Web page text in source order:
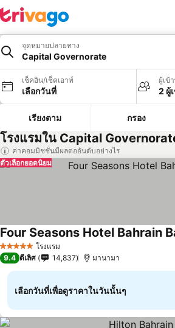
จุดหมายปลายทาง
Capital Governorate
เช็คอิน/เช็คเอาท์
เลือกวันที่
ผู้เข้
2 ผู้
เรียงตาม กรอง
โรงแรมใน Capital
ค่าคอมมิชชั่นมีผลต่ออันดับอย่างไร
ตัวเลือกยอดนิยม
5 ดาว โรงแรม
Four Seasons Hotel Bahrain
9.4 ดีเลิศ 14,837 มานามา
เลือกวันที่เพื่อดูราคาในวันนั้นๆ